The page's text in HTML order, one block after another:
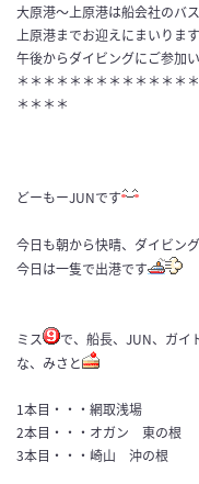
大原港～上原港は船会社のバ
上原港までお迎えにまいります
午後からダイビングにご参加
＊＊＊＊＊＊＊＊＊＊＊＊＊
＊＊＊＊
どーもーJUNです
今日も朝から快晴、ダイビン
今日は一隻で出港です
ミス で、船長、 JUN、ガイ
な、みさと
1本目・・・網取浅場
2本目・・・オガン 東の根
3本目・・・崎山 沖の根